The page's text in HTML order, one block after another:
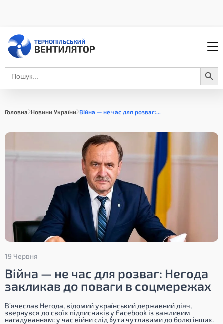
Search
for:
Search Button
Головна Новини України Війна — не час для розваг:...
19 Червня
Війна — не час для розваг: Негода
закликав до поваги в соцмережах
В’ячеслав Негода, відомий український державний діяч,
звернувся до своїх підписників у Facebook із важливим
нагадуванням: у час війни слід бути чутливими до болю інших.